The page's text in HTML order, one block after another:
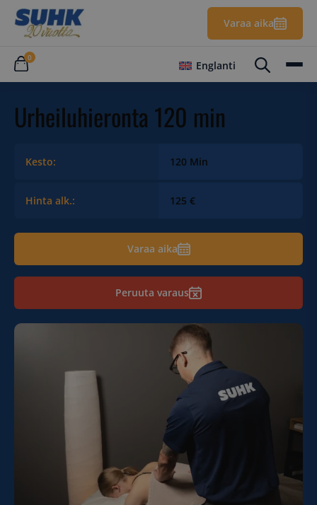
Varaa aika
0
Englanti
Urheiluhieronta 120 min
Kesto: 120 Min
Hinta alk.: 125 €
Varaa aika
Peruuta varaus